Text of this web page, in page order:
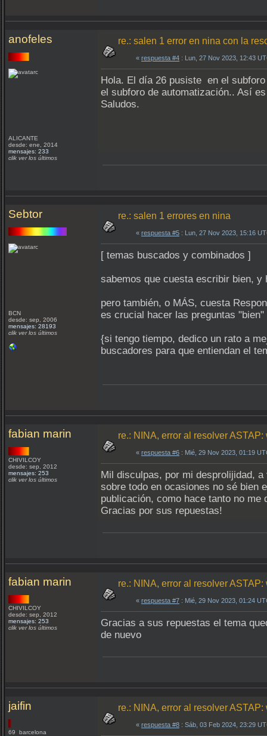
anofeles
ALICANTE
desde: ene, 2014
mensajes: 233
clik ver los últimos
re.: salen 1 error en nina con la
« respuesta #4 : Lun, 27 Nov 2023, 12:43
Hola. El día 26 pusiste en el
el subforo de automatización.. Así
Saludos.
Sebtor
BCN
desde: sep, 2006
mensajes: 28193
clik ver los últimos
re.: salen 1 errores en nina
« respuesta #5 : Lun, 27 Nov 2023, 15:16
[ temas buscados y combinados ]
sabemos que cuesta escribir bien,
pero también, o MÁS, cuesta
es crucial hacer las preguntas
{si tengo tiempo, dedico un rato a
buscadores para que entiendan el
fabian marin
CHIVILCOY
desde: sep, 2012
mensajes: 253
clik ver los últimos
re.: NINA, error al resolver
« respuesta #6 : Mié, 29 Nov 2023, 01:19
Mil disculpas, por mi desprolijidad,
sobre todo en ocasiones no sé bien
publicación, como hace tanto no me
Gracias por sus repuestas!
fabian marin
CHIVILCOY
desde: sep, 2012
mensajes: 253
clik ver los últimos
re.: NINA, error al resolver
« respuesta #7 : Mié, 29 Nov 2023, 01:24
Gracias a sus repuestas el tema
de nuevo
jaifin
69 barcelona
re.: NINA, error al resolver
« respuesta #8 : Sáb, 03 Feb 2024, 23:29